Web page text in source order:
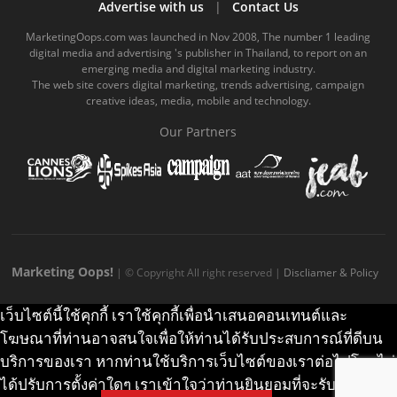
o
o
k
c
o
b
e
.
o
m
e
g
r
a
.
k
.
c
m
Advertise with us| Contact Us
MarketingOops.com was launched in Nov 2008, The number 1 leading
digital media and advertising 's publisher in Thailand, to report on an
emerging media and digital marketing industry.
The web site covers digital marketing, trends advertising, campaign
creative ideas, media, mobile and technology.
Our Partners
Marketing Oops! | © Copyright All right reserved | Discliamer & Policy
เว็บไซต์นี้ใช้คุกกี้ เราใช้คุกกี้เพื่อนำเสนอคอนเทนต์และ
โฆษณาที่ท่านอาจสนใจเพื่อให้ท่านได้รับประสบการณ์ที่ดีบน
บริการของเรา หากท่านใช้บริการเว็บไซต์ของเราต่อไปโดยไม่
ได้ปรับการตั้งค่าใดๆ เราเข้าใจว่าท่านยินยอมที่จะรับคุกกี้บน